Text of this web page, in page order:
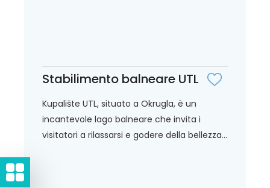
Stabilimento balneare UTL
Kupalište UTL, situato a Okrugla, è un
incantevole lago balneare che invita i
visitatori a rilassarsi e godere della bellezza...